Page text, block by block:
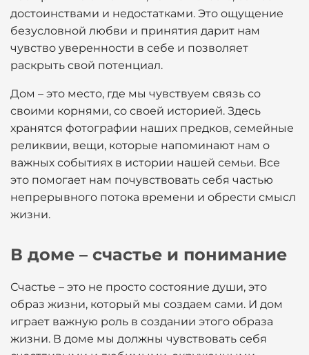
достоинствами и недостатками. Это ощущение
безусловной любви и принятия дарит нам
чувство уверенности в себе и позволяет
раскрыть свой потенциал.
Дом – это место, где мы чувствуем связь со
своими корнями, со своей историей. Здесь
хранятся фотографии наших предков, семейные
реликвии, вещи, которые напоминают нам о
важных событиях в истории нашей семьи. Все
это помогает нам почувствовать себя частью
непрерывного потока времени и обрести смысл
жизни.
В доме – счастье и понимание
Счастье – это не просто состояние души, это
образ жизни, который мы создаем сами. И дом
играет важную роль в создании этого образа
жизни. В доме мы должны чувствовать себя